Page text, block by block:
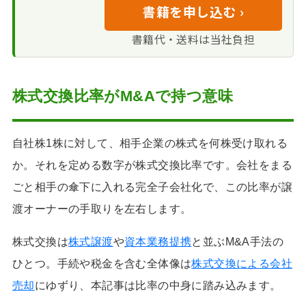
会社の同一性が保
たれる利点
比率を見るときの
分かれ目
書籍を申し込む ›
書籍代・送料は当社負担
株式交換比率がM&Aで持つ意味
自社株1株に対して、相手企業の株式を何株受け取れる
か。それを定める数字が株式交換比率です。会社をまる
ごと相手の傘下に入れる完全子会社化で、この比率が譲
渡オーナーの手取りを左右します。
株式交換は株式譲渡や資本業務提携と並ぶM&A手法の
ひとつ。手続や税金を含む全体像は株式交換による会社
売却にゆずり、本記事は比率の中身に踏み込みます。